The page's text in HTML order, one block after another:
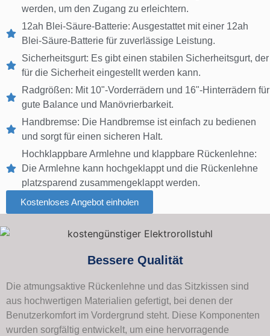
werden, um den Zugang zu erleichtern.
12ah Blei-Säure-Batterie: Ausgestattet mit einer 12ah
Blei-Säure-Batterie für zuverlässige Leistung.
Sicherheitsgurt: Es gibt einen stabilen Sicherheitsgurt, der
für die Sicherheit eingestellt werden kann.
Radgrößen: Mit 10"-Vorderrädern und 16"-Hinterrädern für
gute Balance und Manövrierbarkeit.
Handbremse: Die Handbremse ist einfach zu bedienen
und sorgt für einen sicheren Halt.
Hochklappbare Armlehne und klappbare Rückenlehne:
Die Armlehne kann hochgeklappt und die Rückenlehne
platzsparend zusammengeklappt werden.
Kostenloses Angebot einholen
Bessere Qualität
Die atmungsaktive Rückenlehne und das Sitzkissen sind
aus hochwertigen Materialien gefertigt, bei denen der
Benutzerkomfort im Vordergrund steht. Diese Komponenten
wurden sorgfältig entwickelt, um eine hervorragende